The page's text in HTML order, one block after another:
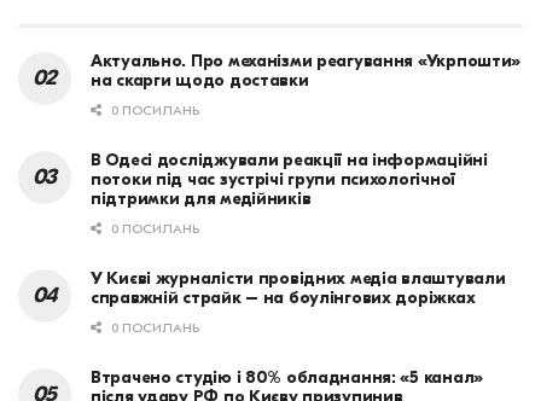
Актуально. Про механізми реагування «Укрпошти»
на скарги щодо доставки
0 ПОСИЛАНЬ
В Одесі досліджували реакції на інформаційні
потоки під час зустрічі групи психологічної
підтримки для медійників
0 ПОСИЛАНЬ
У Києві журналісти провідних медіа влаштували
справжній страйк – на боулінгових доріжках
0 ПОСИЛАНЬ
Втрачено студію і 80% обладнання: «5 канал»